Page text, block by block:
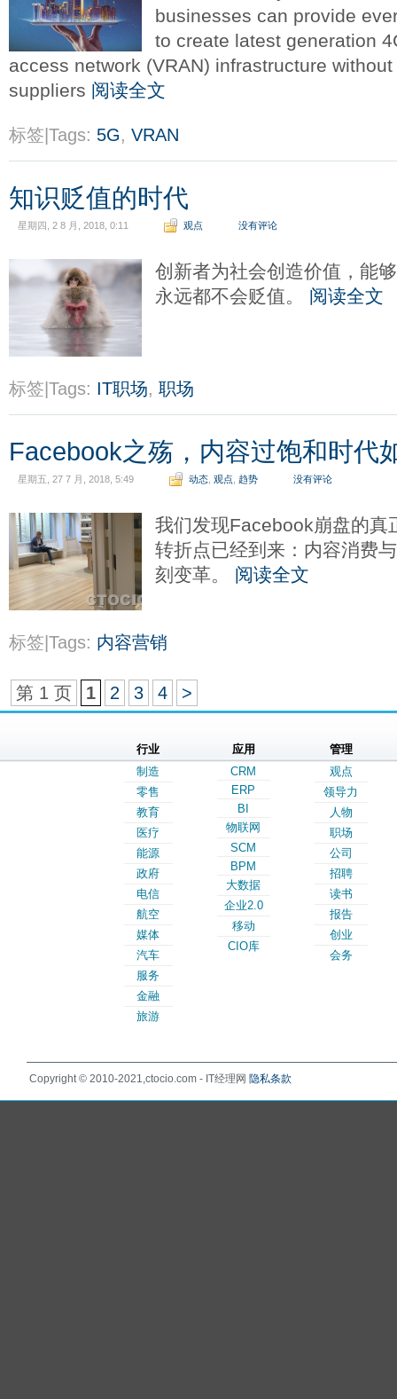
businesses can provide
to create latest generation
access network (VRAN) infrastructure
suppliers 阅读全文
标签|Tags: 5G, VRAN
知识贬值的时代
星期四, 2 8 月, 2018, 0:11 观点 没有评论
创新者为社会创造价值，能
永远都不会贬值。 阅读全文
标签|Tags: IT职场, 职场
Facebook之殇，内容过饱和时代
星期五, 27 7 月, 2018, 5:49 动态 观点 趋势 没有评论
我们发现Facebook崩盘的真
转折点已经到来：内容消费
刻变革。 阅读全文
标签|Tags: 内容营销
第 1 页 1 2 3 4 >
行业
制造
零售
教育
医疗
能源
政府
电信
航空
媒体
汽车
服务
金融
旅游
应用
CRM
ERP
BI
物联网
SCM
BPM
大数据
企业2.0
移动
CIO库
管理
观点
领导力
人物
职场
公司
招聘
读书
报告
创业
会务
Copyright © 2010-2021,ctocio.com - IT经理网 隐私条款